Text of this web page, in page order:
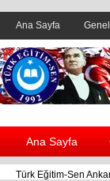
Ana Sayfa
Ana Sayfa
Türk Eğitim-Sen